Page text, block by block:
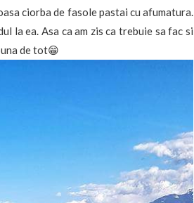
ciorba de fasole pastai cu afumatura.
la ea. Asa ca am zis ca trebuie sa fac si
de tot😁